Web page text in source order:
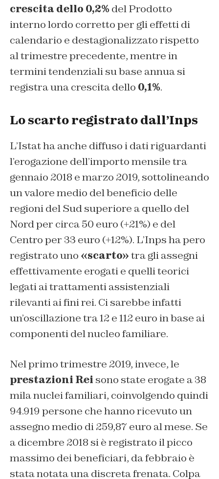
crescita dello 0,2% del Prodotto
interno lordo corretto per gli effetti di
calendario e destagionalizzato rispetto
al trimestre precedente, mentre in
termini tendenziali su base annua si
registra una crescita dello 0,1%.
Lo scarto registrato dall’Inps
L’Istat ha anche diffuso i dati riguardanti
l’erogazione dell’importo mensile tra
gennaio 2018 e marzo 2019, sottolineando
un valore medio del beneficio delle
regioni del Sud superiore a quello del
Nord per circa 50 euro (+21%) e del
Centro per 33 euro (+12%). L’Inps ha pero
registrato uno «scarto»tra gli assegni
effettivamente erogati e quelli teorici
legati ai trattamenti assistenziali
rilevanti ai fini rei. Ci sarebbe infatti
un’oscillazione tra 12 e 112 euro in base ai
componenti del nucleo familiare.
Nel primo trimestre 2019, invece, le
prestazioni Rei sono state erogate a 38
mila nuclei familiari, coinvolgendo quindi
94.919 persone che hanno ricevuto un
assegno medio di 259,87 euro al mese. Se
a dicembre 2018 si è registrato il picco
massimo dei beneficiari, da febbraio è
stata notata una discreta frenata. Colpa